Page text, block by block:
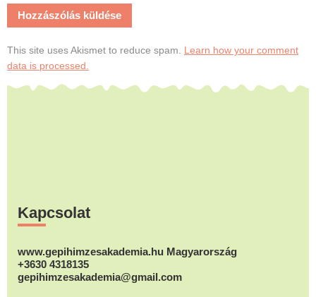
This site uses Akismet to reduce spam. Learn how your comment
data is processed.
Kapcsolat
www.gepihimzesakademia.hu Magyarország
+3630 4318135
gepihimzesakademia@gmail.com